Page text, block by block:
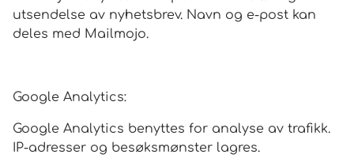
utsendelse av nyhetsbrev. Navn og e-post kan
deles med Mailmojo.
Google Analytics:
Google Analytics benyttes for analyse av trafikk.
IP-adresser og besøksmønster lagres.